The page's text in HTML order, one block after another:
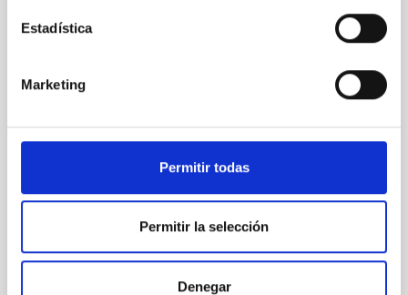
Estadística
Marketing
Permitir todas
Permitir la selección
Denegar
attention, the specific effects of active galactic nuclei
unexplored. This study aims to fill this gap by
investigating the relationship between SMBH mass